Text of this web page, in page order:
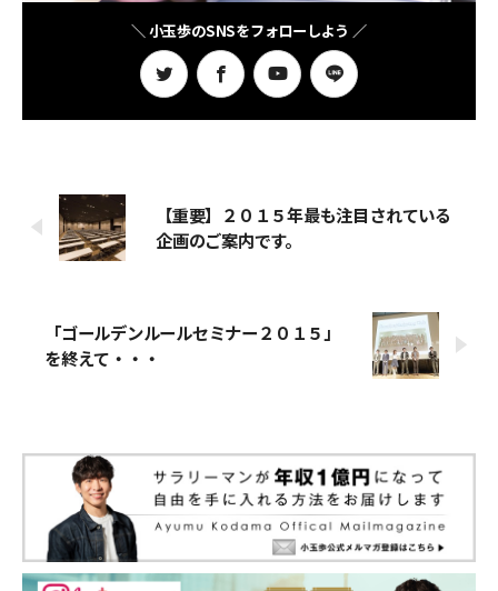
＼ 小玉歩のSNSをフォローしよう ／
【重要】２０１５年最も注目されている
企画のご案内です。
「ゴールデンルールセミナー２０１５」
を終えて・・・